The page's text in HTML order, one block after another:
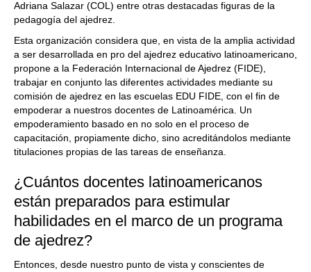
Adriana Salazar (COL) entre otras destacadas figuras de la
pedagogía del ajedrez.
Esta organización considera que, en vista de la amplia actividad
a ser desarrollada en pro del ajedrez educativo latinoamericano,
propone a la Federación Internacional de Ajedrez (FIDE),
trabajar en conjunto las diferentes actividades mediante su
comisión de ajedrez en las escuelas EDU FIDE, con el fin de
empoderar a nuestros docentes de Latinoamérica. Un
empoderamiento basado en no solo en el proceso de
capacitación, propiamente dicho, sino acreditándolos mediante
titulaciones propias de las tareas de enseñanza.
¿Cuántos docentes latinoamericanos
están preparados para estimular
habilidades en el marco de un programa
de ajedrez?
Entonces, desde nuestro punto de vista y conscientes de